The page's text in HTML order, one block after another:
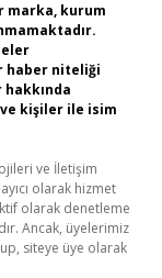
marka, kurum
haber niteliği
kişiler ile isim
ve İletişim
olarak hizmet
olarak denetleme
Ancak, üyelerimiz
siteye üye olarak